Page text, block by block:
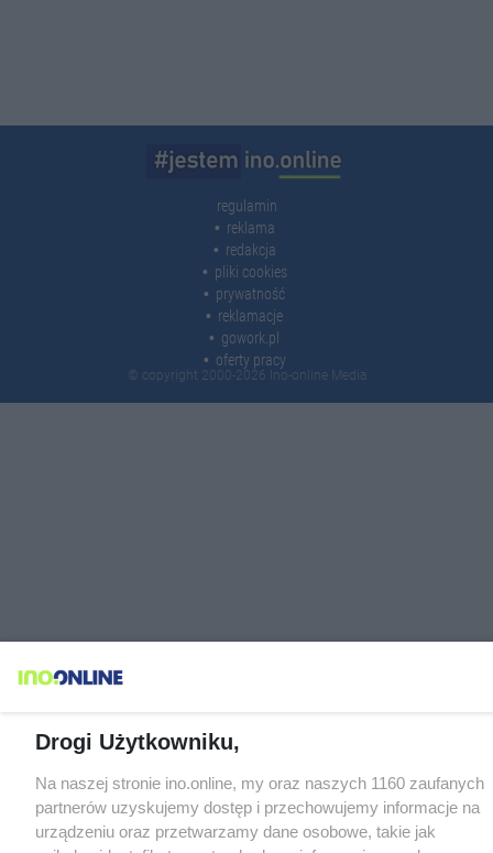
regulamin
reklama
redakcja
pliki cookies
prywatność
reklamacje
gowork.pl
oferty pracy
© copyright 2000-2026 Ino-online Media
Drogi Użytkowniku,
Na naszej stronie ino.online, my oraz naszych 1160 zaufanych
partnerów uzyskujemy dostęp i przechowujemy informacje na
urządzeniu oraz przetwarzamy dane osobowe, takie jak